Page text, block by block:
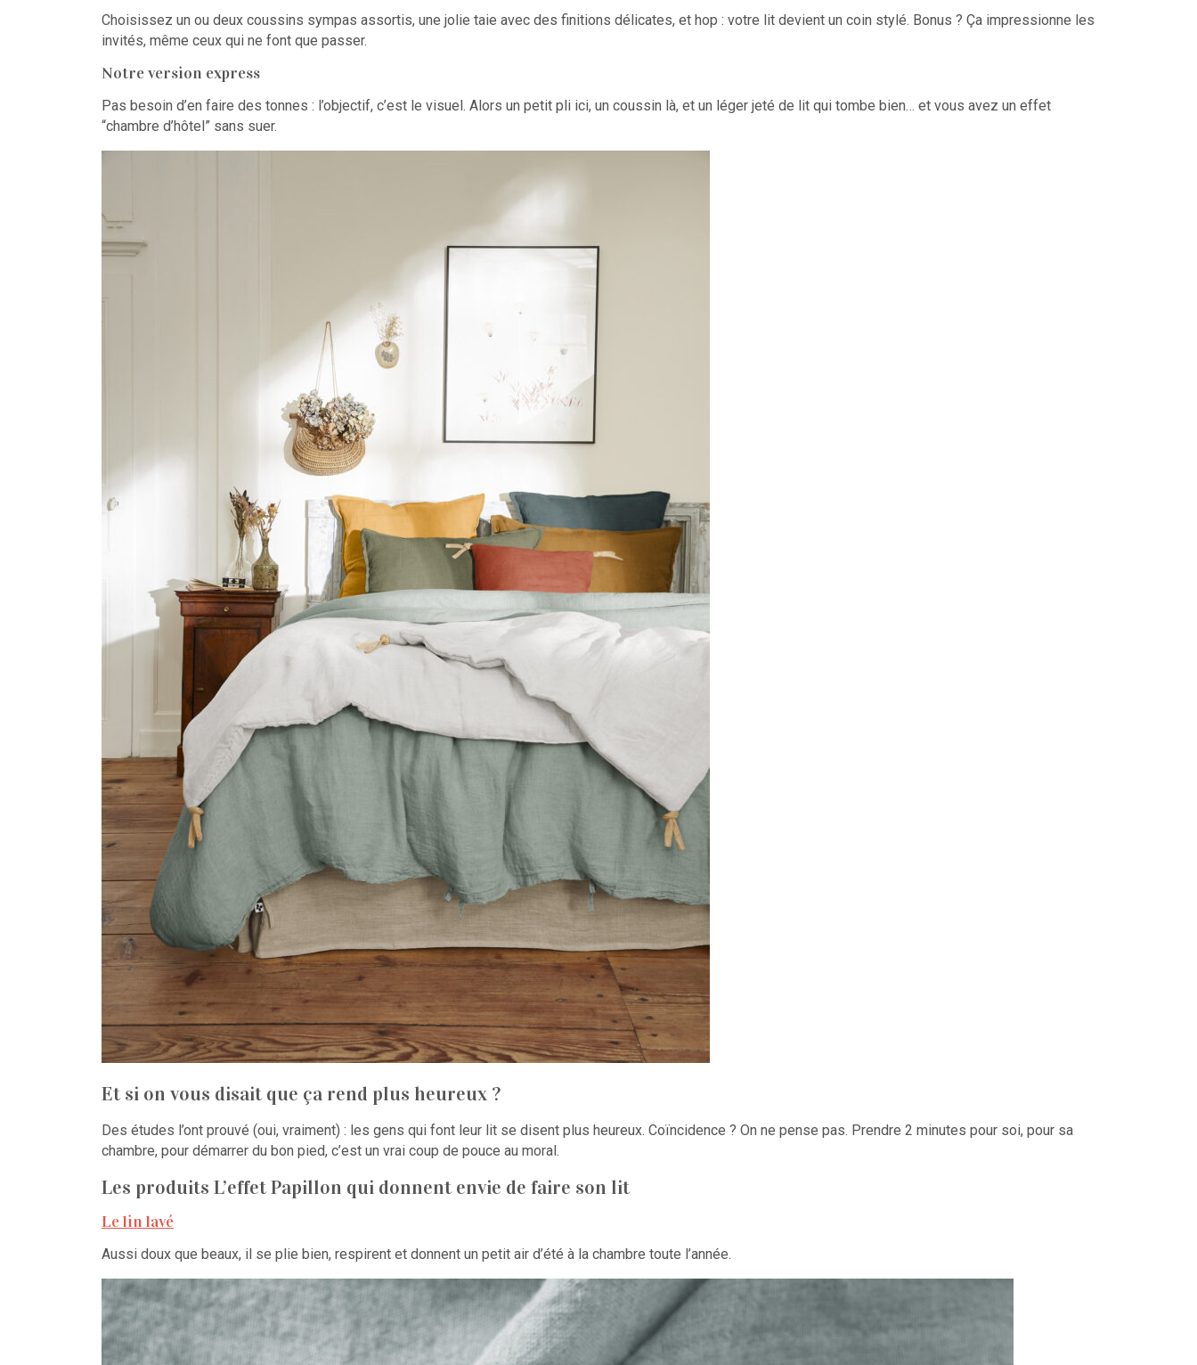
Choisissez un ou deux coussins sympas assortis, une jolie taie avec des finitions délicates, et hop : votre lit devient un coin stylé. Bonus ? Ça impressionne les
invités, même ceux qui ne font que passer.
Notre version express
Pas besoin d’en faire des tonnes : l’objectif, c’est le visuel. Alors un petit pli ici, un coussin là, et un léger jeté de lit qui tombe bien… et vous avez un effet
“chambre d’hôtel” sans suer.
Et si on vous disait que ça rend plus heureux ?
Des études l’ont prouvé (oui, vraiment) : les gens qui font leur lit se disent plus heureux. Coïncidence ? On ne pense pas. Prendre 2 minutes pour soi, pour sa
chambre, pour démarrer du bon pied, c’est un vrai coup de pouce au moral.
Les produits L’effet Papillon qui donnent envie de faire son lit
Le lin lavé
Aussi doux que beaux, il se plie bien, respirent et donnent un petit air d’été à la chambre toute l’année.